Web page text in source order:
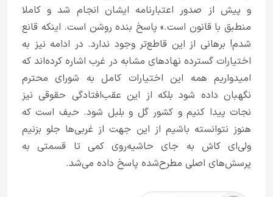
و پیش از صدور اعتبارنامه ایشان انجام شد و کاملا
منطبق با قانون است.» پاسخ بنده روشن است. اینکه قانع
شدم! برهانی از این قاطع‌تر وجود ندارد. در ادامه نیز به
اختیارات گسترده نهاد‌های مشابه در غرب اشاره کرده‌اند که
امیدواریم همه این اختیارات کامل به شورای محترم
نگهبان داده شود بلکه از این عقب‌افتادگی حقوقی نیز
نجات پیدا کنیم و کشور گل و بلبل شود. حیف است که
هنوز نتوانسته باشیم از این جهت از غربی‌ها جلو بزنیم
ولی‌ای کاش به جای حاشیه‌روی کمی تا قسمتی به
پرسش‌های اصلی مطرح‌شده پاسخ داده می‌شد.